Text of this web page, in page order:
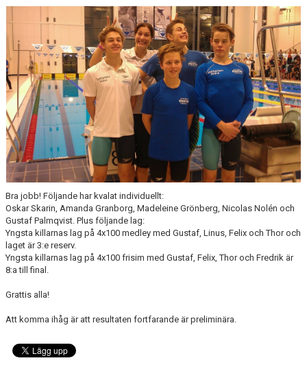
Bra jobb! Följande har kvalat individuellt:
Oskar Skarin, Amanda Granborg, Madeleine Grönberg, Nicolas Nolén och
Gustaf Palmqvist. Plus följande lag:
Yngsta killarnas lag på 4x100 medley med Gustaf, Linus, Felix och Thor och
laget är 3:e reserv.
Yngsta killarnas lag på 4x100 frisim med Gustaf, Felix, Thor och Fredrik är
8:a till final.
Grattis alla!
Att komma ihåg är att resultaten fortfarande är preliminära.